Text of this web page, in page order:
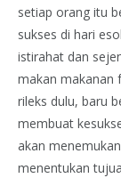
setiap orang itu
sukses di hari
istirahat dan
makan makanan
rileks dulu, baru
membuat
akan
menentukan